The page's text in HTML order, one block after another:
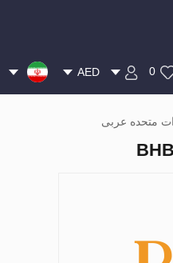
0
AED
متحده عربی